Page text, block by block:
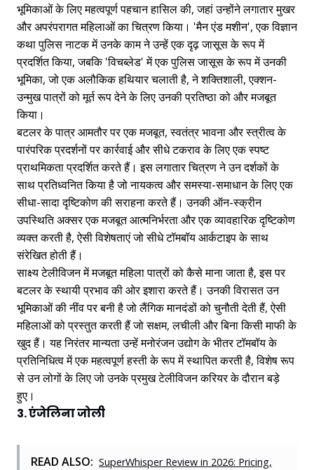
भूमिकाओं के लिए महत्वपूर्ण पहचान हासिल की, जहां उन्होंने लगातार मुखर
और अपरंपरागत महिलाओं का चित्रण किया। 'मैन एंड मशीन', एक विज्ञान
कथा पुलिस नाटक में उनके काम ने उन्हें एक दृढ़ जासूस के रूप में
प्रदर्शित किया, जबकि 'विचब्लेड' में एक पुलिस जासूस के रूप में उनकी
भूमिका, जो एक अलौकिक हथियार चलाती है, ने शक्तिशाली, एक्शन-
उन्मुख पात्रों को मूर्त रूप देने के लिए उनकी प्रतिष्ठा को और मजबूत
किया।
बटलर के पात्र आमतौर पर एक मजबूत, स्वतंत्र भावना और स्त्रीत्व के
पारंपरिक प्रदर्शनों पर कार्रवाई और सीधे टकराव के लिए एक स्पष्ट
प्राथमिकता प्रदर्शित करते हैं। इस लगातार चित्रण ने उन दर्शकों के
साथ प्रतिध्वनित किया है जो नायकत्व और समस्या-समाधान के लिए एक
सीधा-सादा दृष्टिकोण की सराहना करते हैं। उनकी ऑन-स्क्रीन
उपस्थिति अक्सर एक मजबूत आत्मनिर्भरता और एक व्यावहारिक दृष्टिकोण
व्यक्त करती है, ऐसी विशेषताएं जो सीधे टॉमबॉय आर्कटाइप के साथ
संरेखित होती हैं।
साक्ष्य टेलीविजन में मजबूत महिला पात्रों को कैसे माना जाता है, इस पर
बटलर के स्थायी प्रभाव की ओर इशारा करते हैं। उनकी विरासत उन
भूमिकाओं की नींव पर बनी है जो लैंगिक मानदंडों को चुनौती देती हैं, ऐसी
महिलाओं को प्रस्तुत करती हैं जो सक्षम, लचीली और बिना किसी माफी के
खुद हैं। यह निरंतर मान्यता उन्हें मनोरंजन उद्योग के भीतर टॉमबॉय के
प्रतिनिधित्व में एक महत्वपूर्ण हस्ती के रूप में स्थापित करती है, विशेष रूप
से उन लोगों के लिए जो उनके प्रमुख टेलीविजन करियर के दौरान बड़े
हुए।
3. एंजेलिना जोली
READ ALSO: SuperWhisper Review in 2026: Pricing,